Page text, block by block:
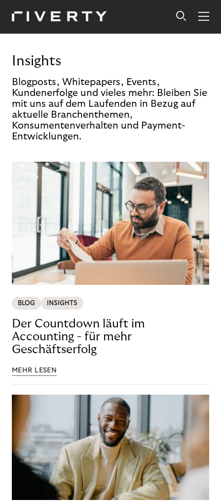
Insights
Blogposts, Whitepapers, Events,
Kundenerfolge und vieles mehr: Bleiben Sie
mit uns auf dem Laufenden in Bezug auf
aktuelle Branchenthemen,
Konsumentenverhalten und Payment-
Entwicklungen.
BLOG INSIGHTS
Der Countdown läuft im
Accounting - für mehr
Geschäftserfolg
MEHR LESEN